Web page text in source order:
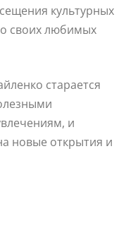
культурных
своих любимых
старается
и
новые открытия и